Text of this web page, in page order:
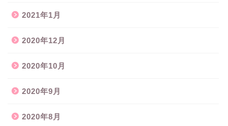
2021年1月
2020年12月
2020年10月
2020年9月
2020年8月